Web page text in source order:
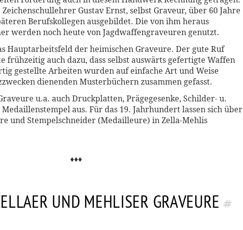
Zeichenschullehrer Gustav Ernst, selbst Graveur, über 60 Jahre
Berufskollegen ausgebildet. Die von ihm heraus
werden noch heute von Jagdwaffengraveuren genutzt.
Hauptarbeitsfeld der heimischen Graveure. Der gute Ruf
frühzeitig auch dazu, dass selbst auswärts gefertigte Waffen
gestellte Arbeiten wurden auf einfache Art und Weise
dienenden Musterbüchern zusammen gefasst.
u.a. auch Druckplatten, Prägegesenke, Schilder- u.
aus. Für das 19. Jahrhundert lassen sich über
und Stempelschneider (Medailleure) in Zella-Mehlis
♦♦♦
UND MEHLISER GRAVEURE